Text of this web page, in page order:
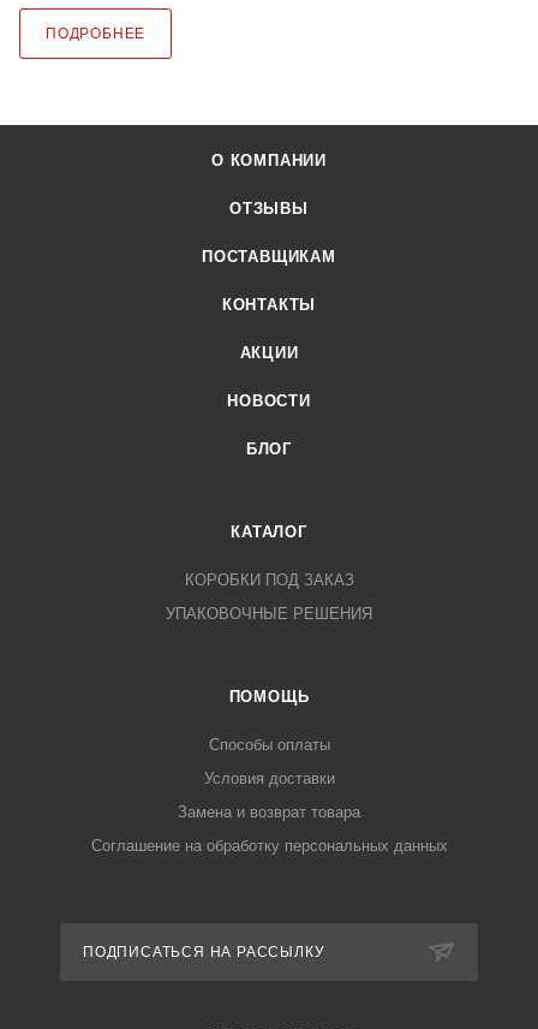
ПОДРОБНЕЕ
О КОМПАНИИ
ОТЗЫВЫ
ПОСТАВЩИКАМ
КОНТАКТЫ
АКЦИИ
НОВОСТИ
БЛОГ
КАТАЛОГ
КОРОБКИ ПОД ЗАКАЗ
УПАКОВОЧНЫЕ РЕШЕНИЯ
ПОМОЩЬ
Способы оплаты
Условия доставки
Замена и возврат товара
Соглашение на обработку персональных данных
ПОДПИСАТЬСЯ НА РАССЫЛКУ